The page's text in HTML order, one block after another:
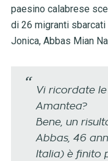
paesino calabrese
di 26 migranti
Jonica, Abbas Mian
Vi ricordate
Amantea?
Bene, un
Abbas, 46
Italia) è finito